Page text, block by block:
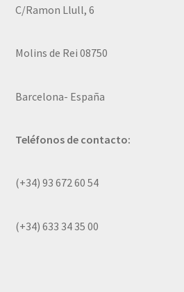
C/Ramon Llull, 6
Molins de Rei 08750
Barcelona- España
Teléfonos de contacto:
(+34) 93 672 60 54
(+34) 633 34 35 00